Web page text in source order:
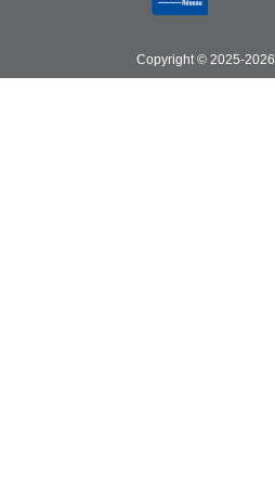
Copyright © 2025-2026